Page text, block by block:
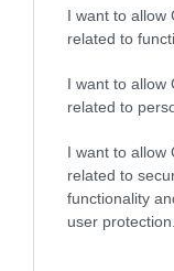
I want to allow
related to
I want to allow
related to
I want to allow
related to
functionality
user protection.
Radocz Edit